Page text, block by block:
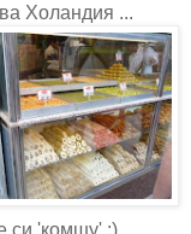
Холандия ...
си 'комшу' :)